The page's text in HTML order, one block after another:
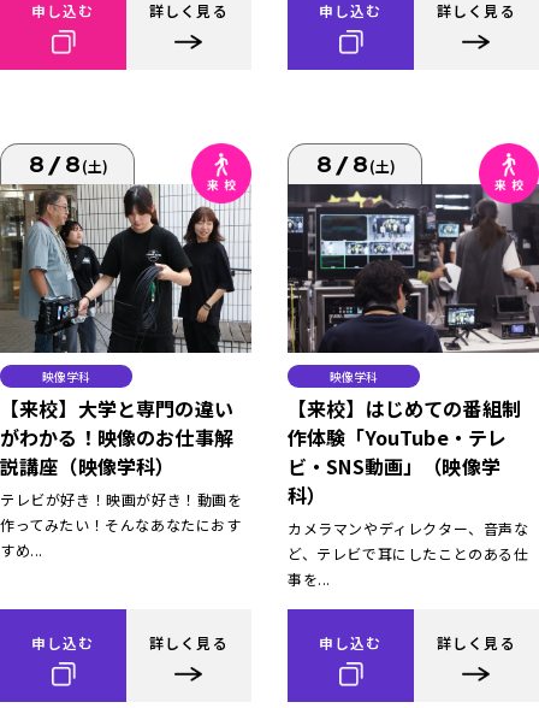
申し込む 詳しく見る 申し込む 詳しく見る
8/8(土)
映像学科
【来校】大学と専門の違い
がわかる！映像のお仕事解
説講座（映像学科）
テレビが好き！映画が好き！動画を
作ってみたい！そんなあなたにおす
すめ...
申し込む 詳しく見る
8/8(土)
映像学科
【来校】はじめての番組制
作体験「YouTube・テレ
ビ・SNS動画」（映像学
科）
カメラマンやディレクター、音声な
ど、テレビで耳にしたことのある仕
事を...
申し込む 詳しく見る